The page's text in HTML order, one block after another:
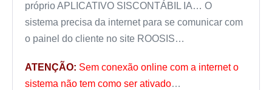
próprio APLICATIVO SISCONTÁBIL IA… O
sistema precisa da internet para se comunicar com
o painel do cliente no site ROOSIS…
ATENÇÃO: Sem conexão online com a internet o
sistema não tem como ser ativado…